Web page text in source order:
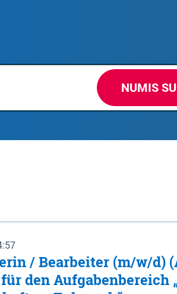
NUMIS
/ Bearbeiter (m/w/d)
den Aufgabenbereich